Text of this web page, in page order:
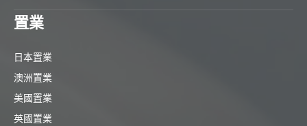
置業
日本置業
澳洲置業
美國置業
英國置業